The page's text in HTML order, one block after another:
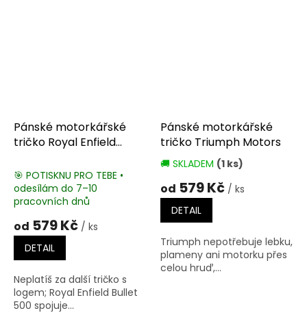
Pánské motorkářské
tričko Royal Enfield
🎯 POTISKNU PRO TEBE •
odesílám do 7–10
pracovních dnů
od 579 Kč / ks
DETAIL
Neplatíš za další tričko s
logem; Royal Enfield Bullet
500 spojuje...
Pánské motorkářské
tričko Triumph Motors
Průměrné
produktu
5,0
5
hvězdiček.
🚚 SKLADEM (1 ks)
od 579 Kč / ks
DETAIL
Triumph nepotřebuje lebku,
plameny ani motorku přes
celou hruď,...